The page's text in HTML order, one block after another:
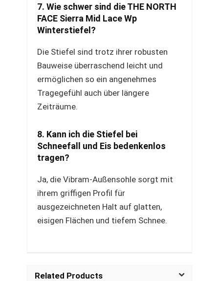
7. Wie schwer sind die THE NORTH
FACE Sierra Mid Lace Wp
Winterstiefel?
Die Stiefel sind trotz ihrer robusten
Bauweise überraschend leicht und
ermöglichen so ein angenehmes
Tragegefühl auch über längere
Zeiträume.
8. Kann ich die Stiefel bei
Schneefall und Eis bedenkenlos
tragen?
Ja, die Vibram-Außensohle sorgt mit
ihrem griffigen Profil für
ausgezeichneten Halt auf glatten,
eisigen Flächen und tiefem Schnee.
Related Products